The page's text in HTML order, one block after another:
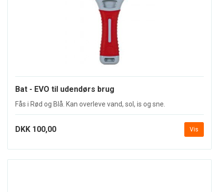
Bat - EVO til udendørs brug
Fås i Rød og Blå. Kan overleve vand, sol, is og sne.
DKK 100,00 Vis